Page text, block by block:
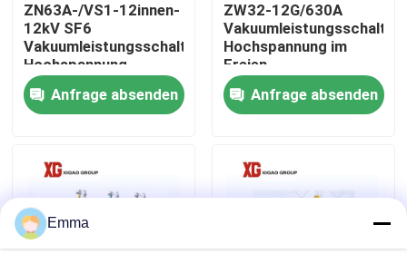
Treten Sie mit uns in Verbindung
Fordern Sie ein Zitat
Lasttrennschalter SF6
Netzverteilungs-Schaltanlage
ZN63A-/VS1-12innen-
12kV SF6
Vakuumleistungsschalter-
Hochspannung
Anfrage absenden
ZW32-12G/630A
Vakuumleistungsschalter-
Hochspannung im
Freien
Anfrage absenden
Emma